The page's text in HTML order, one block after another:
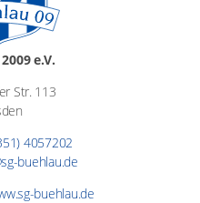
e.V.
Str. 113
4057202
buehlau.de
buehlau.de